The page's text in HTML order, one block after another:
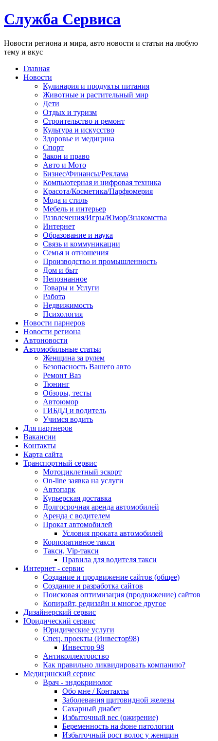
Служба Сервиса
Новости региона и мира, авто новости и статьи на любую
тему и вкус
Главная
Новости
Кулинария и продукты питания
Животные и растительный мир
Дети
Отдых и туризм
Строительство и ремонт
Культура и искусство
Здоровье и медицина
Спорт
Закон и право
Авто и Мото
Бизнес/Финансы/Реклама
Компьютерная и цифровая техника
Красота/Косметика/Парфюмерия
Мода и стиль
Мебель и интерьер
Развлечения/Игры/Юмор/Знакомства
Интернет
Образование и наука
Связь и коммуникации
Семья и отношения
Производство и промышленность
Дом и быт
Непознанное
Товары и Услуги
Работа
Недвижимость
Психология
Новости парнеров
Новости региона
Автоновости
Автомобильные статьи
Женщина за рулем
Безопасность Вашего авто
Ремонт Ваз
Тюнинг
Обзоры, тесты
Автоюмор
ГИБДД и водитель
Учимся водить
Для партнеров
Вакансии
Контакты
Карта сайта
Транспортный сервис
Мотоциклетный эскорт
On-line заявка на услуги
Автопарк
Курьерская доставка
Долгосрочная аренда автомобилей
Аренда с водителем
Прокат автомобилей
Условия проката автомобилей
Корпоративное такси
Такси, Vip-такси
Правила для водителя такси
Интернет - сервис
Создание и продвижение сайтов (общее)
Создание и разработка сайтов
Поисковая оптимизация (продвижение) сайтов
Копирайт, редизайн и многое другое
Дизайнерский сервис
Юридический сервис
Юридические услуги
Спец. проекты (Инвестор98)
Инвестор 98
Антиколлекторство
Как правильно ликвидировать компанию?
Медицинский сервис
Врач - эндокринолог
Обо мне / Контакты
Заболевания щитовидной железы
Сахарный диабет
Избыточный вес (ожирение)
Беременность на фоне патологии
Избыточный рост волос у женщин